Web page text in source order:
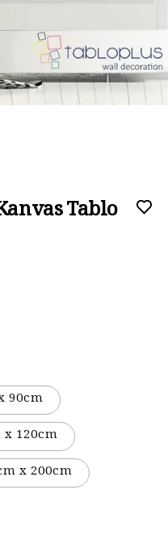
Tablo
90cm
x 120cm
x 200cm